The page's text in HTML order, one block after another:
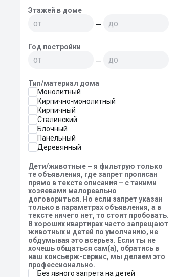
Этажей в доме
—
Год постройки
—
Тип/материал дома
Монолитный
Кирпично-монолитный
Кирпичный
Сталинский
Блочный
Панельный
Деревянный
Дети/животные – я фильтрую только
те объявления, где запрет прописан
прямо в тексте описания – с такими
хозяевами малореально
договориться. Но если запрет указан
только в параметрах объявления, а в
тексте ничего нет, то стоит пробовать.
В хороших квартирах часто запрещают
животных и детей по умолчанию, не
обдумывая это всерьез. Если ты не
хочешь общаться сам(а), обратись в
наш консьерж-сервис, мы делаем это
профессионально.
Без явного запрета на детей